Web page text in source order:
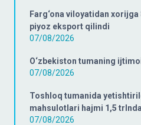
Farg‘ona viloyatidan
piyoz eksport qilindi
07/08/2026
O‘zbekiston tumaning
07/08/2026
Toshloq tumanida
mahsulotlari hajmi 1,5
07/08/2026